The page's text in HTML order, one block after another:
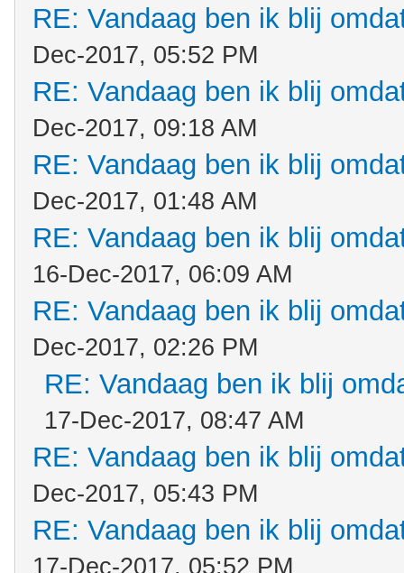
RE: Vandaag ben ik blij
Dec-2017, 05:52 PM
RE: Vandaag ben ik blij
Dec-2017, 09:18 AM
RE: Vandaag ben ik blij
Dec-2017, 01:48 AM
RE: Vandaag ben ik blij
16-Dec-2017, 06:09 AM
RE: Vandaag ben ik blij
Dec-2017, 02:26 PM
RE: Vandaag ben ik blij
17-Dec-2017, 08:47 AM
RE: Vandaag ben ik blij
Dec-2017, 05:43 PM
RE: Vandaag ben ik blij
17-Dec-2017, 05:52 PM